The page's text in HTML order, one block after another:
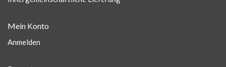
Mein Konto
Anmelden